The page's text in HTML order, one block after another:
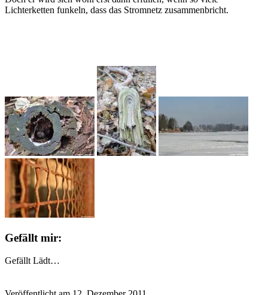
Lichterketten funkeln, dass das Stromnetz zusammenbricht.
Gefällt mir:
Gefällt Lädt…